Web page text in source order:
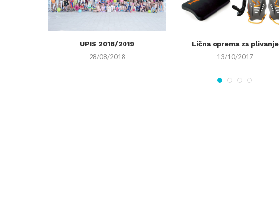
UPIS 2018/2019
28/08/2018
Lična oprema za plivanje
13/10/2017